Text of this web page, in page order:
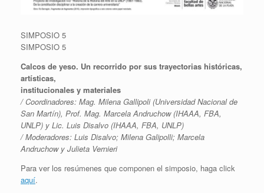
SIMPOSIO 5
SIMPOSIO 5
Calcos de yeso. Un recorrido por sus trayectorias históricas,
artísticas,
institucionales y materiales
/ Coordinadores: Mag. Milena Gallipoli (Universidad Nacional de
San Martín), Prof. Mag. Marcela Andruchow (IHAAA, FBA,
UNLP) y Lic. Luis Disalvo (IHAAA, FBA, UNLP)
/ Moderadores: Luis Disalvo; Milena Galipolli; Marcela
Andruchow y Julieta Vernieri
Para ver los resúmenes que componen el simposio, haga click
aquí.